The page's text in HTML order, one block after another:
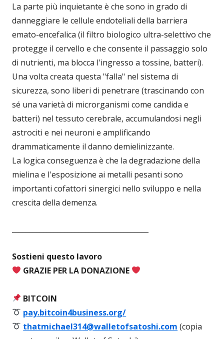
La parte più inquietante è che sono in grado di
danneggiare le cellule endoteliali della barriera
emato-encefalica (il filtro biologico ultra-selettivo che
protegge il cervello e che consente il passaggio solo
di nutrienti, ma blocca l'ingresso a tossine, batteri).
Una volta creata questa "falla" nel sistema di
sicurezza, sono liberi di penetrare (trascinando con
sé una varietà di microrganismi come candida e
batteri) nel tessuto cerebrale, accumulandosi negli
astrociti e nei neuroni e amplificando
drammaticamente il danno demielinizzante.
La logica conseguenza è che la degradazione della
mielina e l'esposizione ai metalli pesanti sono
importanti cofattori sinergici nello sviluppo e nella
crescita della demenza.
Sostieni questo lavoro
GRAZIE PER LA DONAZIONE
BITCOIN
pay.bitcoin4business.org/
thatmichael314@walletofsatoshi.com (copia